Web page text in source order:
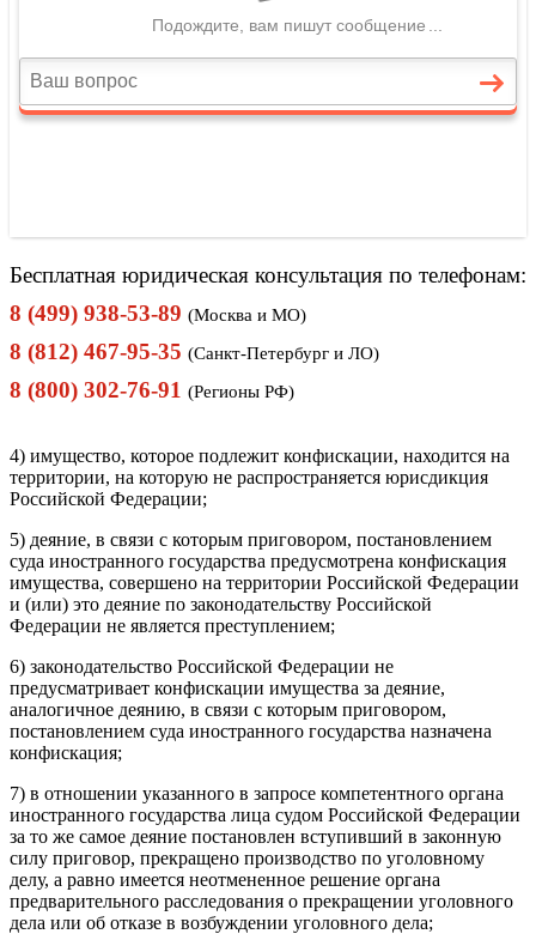
Бесплатная юридическая консультация по телефонам:
8 (499) 938-53-89 (Москва и МО)
8 (812) 467-95-35 (Санкт-Петербург и ЛО)
8 (800) 302-76-91 (Регионы РФ)
4) имущество, которое подлежит конфискации, находится на
территории, на которую не распространяется юрисдикция
Российской Федерации;
5) деяние, в связи с которым приговором, постановлением
суда иностранного государства предусмотрена конфискация
имущества, совершено на территории Российской Федерации
и (или) это деяние по законодательству Российской
Федерации не является преступлением;
6) законодательство Российской Федерации не
предусматривает конфискации имущества за деяние,
аналогичное деянию, в связи с которым приговором,
постановлением суда иностранного государства назначена
конфискация;
7) в отношении указанного в запросе компетентного органа
иностранного государства лица судом Российской Федерации
за то же самое деяние постановлен вступивший в законную
силу приговор, прекращено производство по уголовному
делу, а равно имеется неотмененное решение органа
предварительного расследования о прекращении уголовного
дела или об отказе в возбуждении уголовного дела;